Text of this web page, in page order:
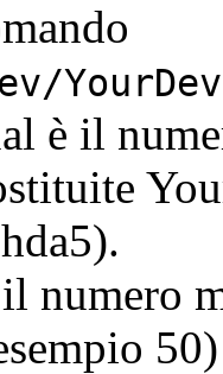
è il
numero
50)